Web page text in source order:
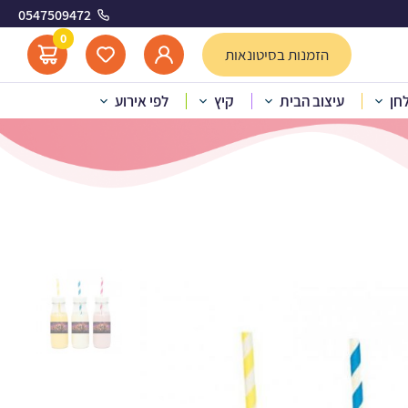
0547509472
הזמנות בסיטונאות
0
עיצוב הבית קיץ לפי אירוע
2
לעיצוב הנוקמים 2